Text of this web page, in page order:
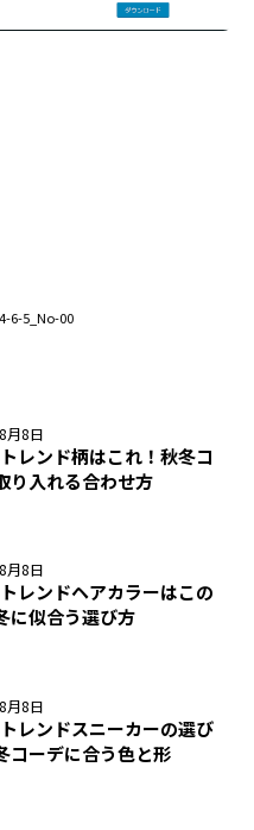
6-5_No-00
月8日
レンド柄はこれ！秋冬コ
り入れる合わせ方
月8日
レンドヘアカラーはこの
に似合う選び方
月8日
レンドスニーカーの選び
コーデに合う色と形